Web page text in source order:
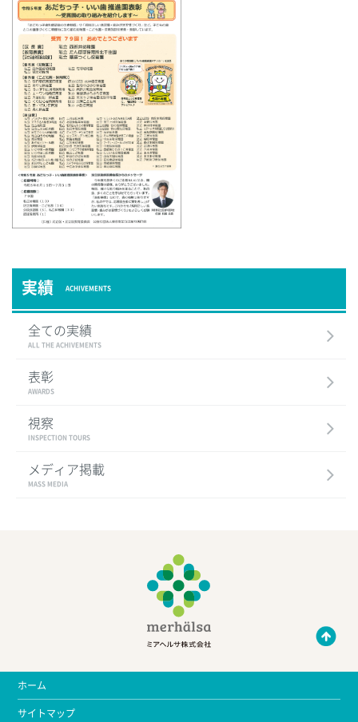
実績 ACHIVEMENTS
全ての実績
ALL THE ACHIVEMENTS
表彰
AWARDS
視察
INSPECTION TOURS
メディア掲載
MASS MEDIA
ホーム
サイトマップ